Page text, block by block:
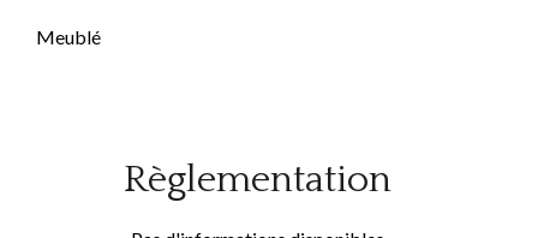
Meublé
Règlementation